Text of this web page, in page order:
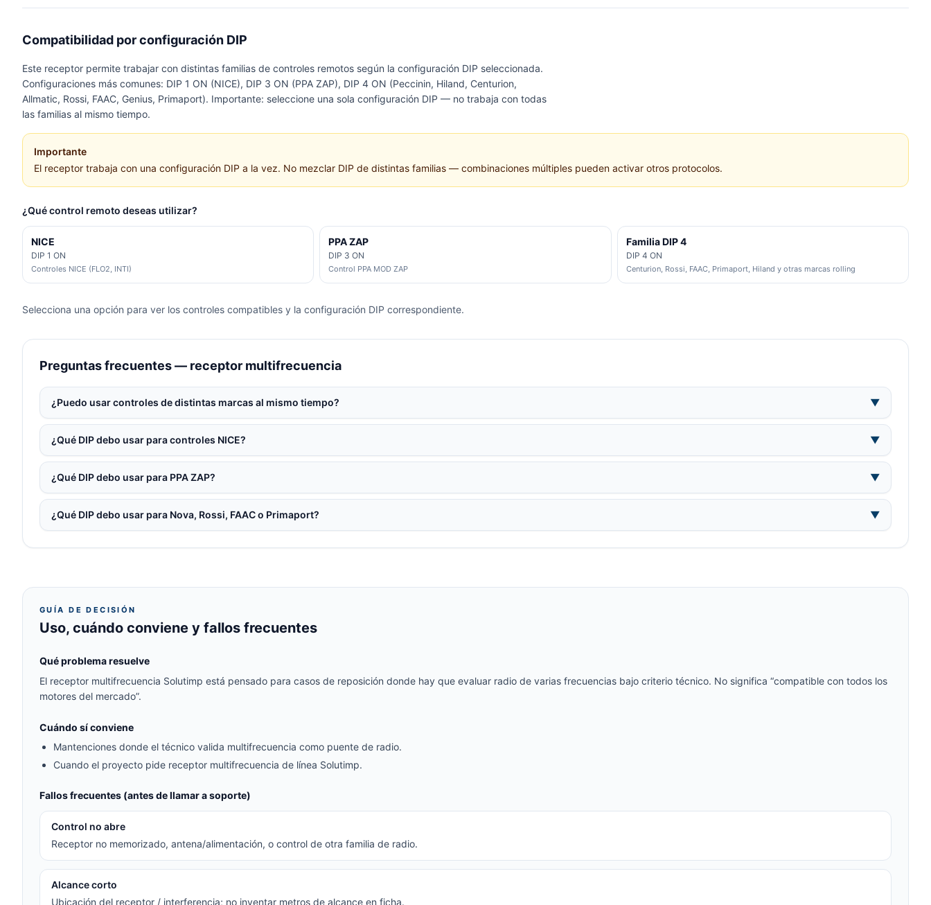
Compatibilidad por configuración DIP
Este receptor permite trabajar con distintas familias de controles remotos según la configuración DIP seleccionada.
Configuraciones más comunes: DIP 1 ON (NICE), DIP 3 ON (PPA ZAP), DIP 4 ON (Peccinin, Hiland, Centurion,
Allmatic, Rossi, FAAC, Genius, Primaport). Importante: seleccione una sola configuración DIP — no trabaja con todas
las familias al mismo tiempo.
Importante
El receptor trabaja con una configuración DIP a la vez. No mezclar DIP de distintas familias — combinaciones múltiples pueden activar otros protocolos.
¿Qué control remoto deseas utilizar?
NICE
DIP 1 ON
Controles NICE (FLO2, INTI)
PPA ZAP
DIP 3 ON
Control PPA MOD ZAP
Familia DIP 4
DIP 4 ON
Centurion, Rossi, FAAC, Primaport, Hiland y otras marcas rolling
Selecciona una opción para ver los controles compatibles y la configuración DIP correspondiente.
Preguntas frecuentes — receptor multifrecuencia
¿Puedo usar controles de distintas marcas al mismo tiempo? ▼
¿Qué DIP debo usar para controles NICE? ▼
¿Qué DIP debo usar para PPA ZAP? ▼
¿Qué DIP debo usar para Nova, Rossi, FAAC o Primaport? ▼
GUÍA DE DECISIÓN
Uso, cuándo conviene y fallos frecuentes
Qué problema resuelve
El receptor multifrecuencia Solutimp está pensado para casos de reposición donde hay que evaluar radio de varias frecuencias bajo criterio técnico. No significa “compatible con todos los
motores del mercado”.
Cuándo sí conviene
Mantenciones donde el técnico valida multifrecuencia como puente de radio.
Cuando el proyecto pide receptor multifrecuencia de línea Solutimp.
Fallos frecuentes (antes de llamar a soporte)
Control no abre
Receptor no memorizado, antena/alimentación, o control de otra familia de radio.
Alcance corto
Ubicación del receptor / interferencia; no inventar metros de alcance en ficha.